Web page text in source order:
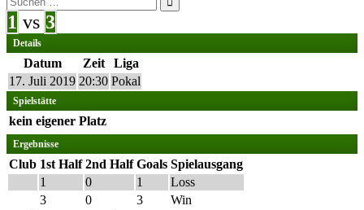
nach:
1 vs 3
Details
Datum Zeit
Liga
17. Juli 2019 20:30 Pokal
Spielstätte
kein eigener Platz
Ergebnisse
Club 1st Half 2nd Half Goals Spielausgang
1
0 1
Loss
3
0 3
Win